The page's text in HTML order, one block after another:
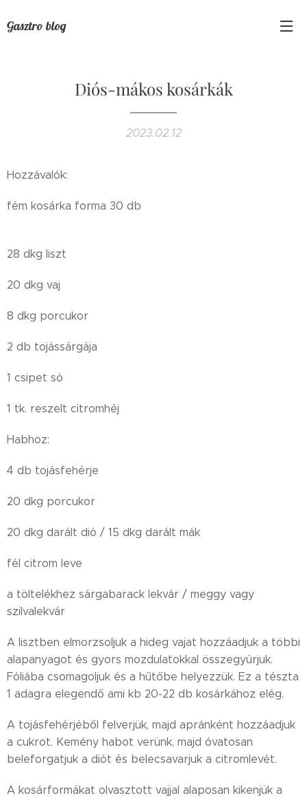
Gasztro blog
Diós-mákos kosárkák
2023.02.12
Hozzávalók:
fém kosárka forma 30 db
28 dkg liszt
20 dkg vaj
8 dkg porcukor
2 db tojássárgája
1 csipet só
1 tk. reszelt citromhéj
Habhoz:
4 db tojásfehérje
20 dkg porcukor
20 dkg darált dió / 15 dkg darált mák
fél citrom leve
a töltelékhez sárgabarack lekvár / meggy vagy
szilvalekvár
A lisztben elmorzsoljuk a hideg vajat hozzáadjuk a többi
alapanyagot és gyors mozdulatokkal összegyúrjuk.
Fóliába csomagoljuk és a hűtőbe helyezzük. Ez a tészta
1 adagra elegendő ami kb 20-22 db kosárkához elég.
A tojásfehérjéből felverjük, majd apránként hozzáadjuk
a cukrot. Kemény habot verünk, majd óvatosan
beleforgatjuk a diót és belecsavarjuk a citromlevét.
A kosárformákat olvasztott vajjal alaposan kikenjük a